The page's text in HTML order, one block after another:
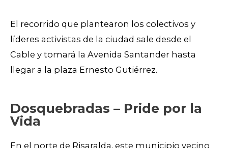
El recorrido que plantearon los colectivos y
líderes activistas de la ciudad sale desde el
Cable y tomará la Avenida Santander hasta
llegar a la plaza Ernesto Gutiérrez.
Dosquebradas – Pride por la
Vida
En el norte de Risaralda, este municipio vecino